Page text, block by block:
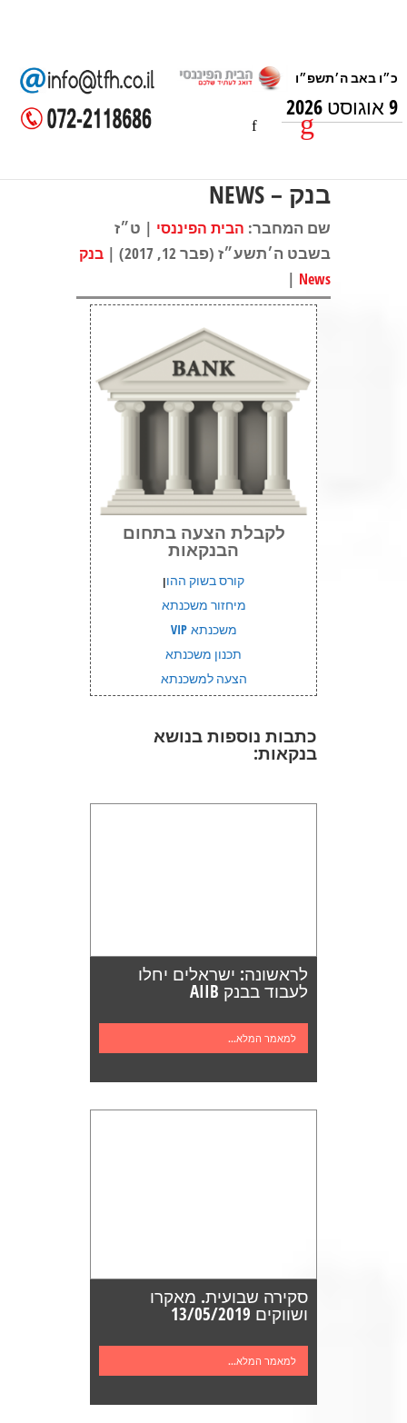
9 אוגוסט 2026
בנק – NEWS
שם המחבר: הבית הפיננסי | ט״ז
בשבט ה׳תשע״ז (פבר 12, 2017) |
בנק
News
|
לקבלת הצעה בתחום
הבנקאות
קורס בשוק ההון
מיחזור משכנתא
משכנתא VIP
תכנון משכנתא
הצעה למשכנתא
כתבות נוספות בנושא
בנקאות:
לראשונה: ישראלים יחלו
לעבוד בבנק AIIB
למאמר המלא...
סקירה שבועית. מאקרו
ושווקים 13/05/2019
למאמר המלא...